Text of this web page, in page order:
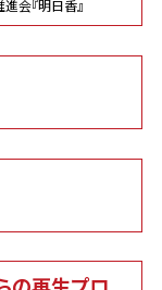
会『明日香』